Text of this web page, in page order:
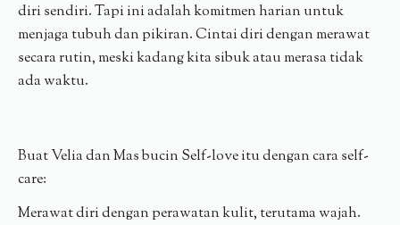
diri sendiri. Tapi ini adalah komitmen harian untuk
menjaga tubuh dan pikiran. Cintai diri dengan merawat
secara rutin, meski kadang kita sibuk atau merasa tidak
ada waktu.
Buat Velia dan Mas bucin Self-love itu dengan cara self-
care:
Merawat diri dengan perawatan kulit, terutama wajah.